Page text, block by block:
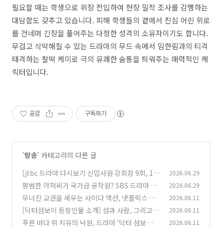
필요할 때는 학생으로 위장 전입하여 현장 밀착 조사를 감행하는
대담함도 갖추고 있습니다. 피해 학생들의 곁에서 진심 어린 위로
를 건네며 긴장을 풀어주는 다정한 성격의 소유자이기도 합니다.
무겁고 삭막해질 수 있는 드라마의 무드 속에서 임한림과의 티격
태격하는 찰떡 케미로 극의 유쾌한 숨통을 틔워주는 매력적인 캐
릭터입니다.
공감 구독하기
'방송' 카테고리의 다른 글
[jtbc 드라마 다시보기 신입사원 강회장 9회, 10
회 줄거리] 강회장을 죽인 범인을 알게 된 이준영
(=손현주)
(0)
2026.06.29
평범한 아저씨가 국가급 공작원? SBS 드라마 다
시보기 '김부장' 1회, 2회 줄거리 완전 분석! (ft.
소지섭 역대급 액션) (0)
2026.06.29
무너진 교권을 세우는 사이다 액션, 넷플릭스 드
라마 참교육 VS 네이버 웹툰 참교육 줄거리 결말
비교
(0)
2026.06.11
[닥터섬보이 등장인물 소개] 섬과 사람, 그리고
사랑의 주파수를 맞추는 이들
(0)
2026.06.11
푸른 바다 위 치유의 낙원, 드라마 ‘닥터 섬보
2026.06.11